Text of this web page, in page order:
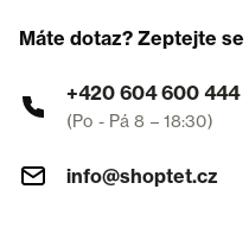
Máte dotaz? Zeptejte se
+420 604 600 444
(Po - Pá 8 – 18:30)
info@shoptet.cz